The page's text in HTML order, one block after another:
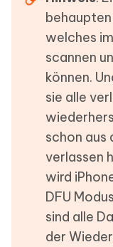
welches
scannen
können.
sie alle
schon aus
verlassen
wird
DFU
sind alle
der